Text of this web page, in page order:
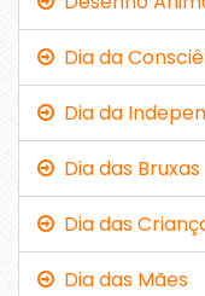
Dia da
Dia da
Dia das Bruxas
Dia das
Dia das Mães